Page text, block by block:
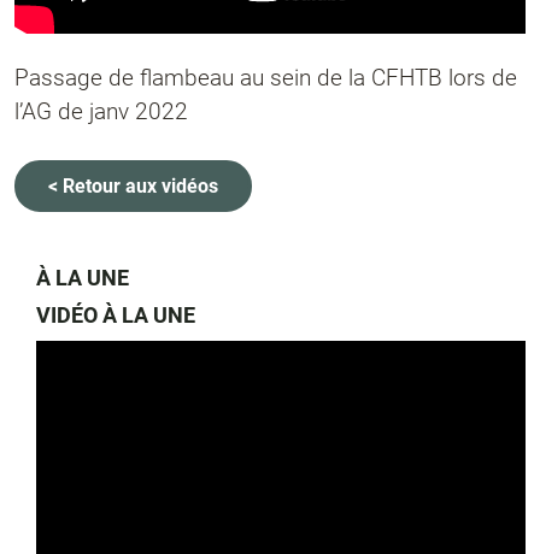
Passage de flambeau au sein de la CFHTB lors de
l’AG de janv 2022
< Retour aux vidéos
À LA UNE
VIDÉO À LA UNE